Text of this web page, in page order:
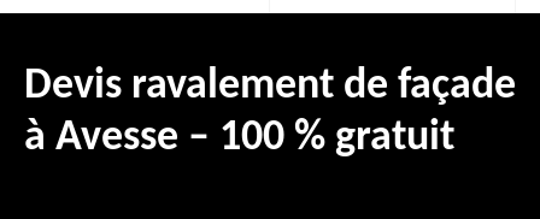
Devis ravalement de façade
à Avesse – 100 % gratuit